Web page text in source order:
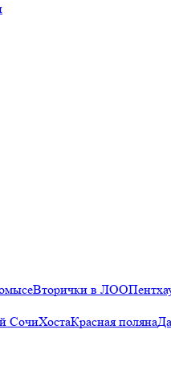
Вторички в ЛОО
СочиХостаКрасная поляна